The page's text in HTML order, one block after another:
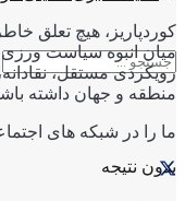
بدون نتیجه
کوردپاریز، هیچ تعلق
میان انبوه سیاست
رویکردی مستقل،
منطقه و جهان داشته
ما را در شبکه های